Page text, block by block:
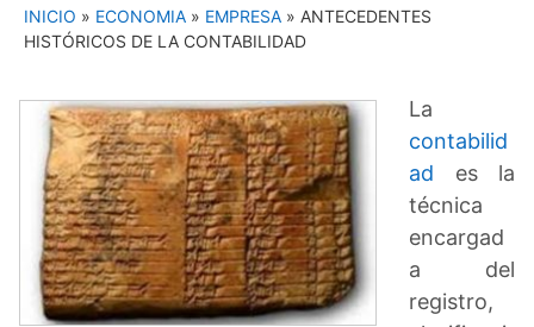
INICIO » ECONOMIA » EMPRESA » ANTECEDENTES
HISTÓRICOS DE LA CONTABILIDAD
La
contabilid
ad es la
técnica
encargad
a del
registro,